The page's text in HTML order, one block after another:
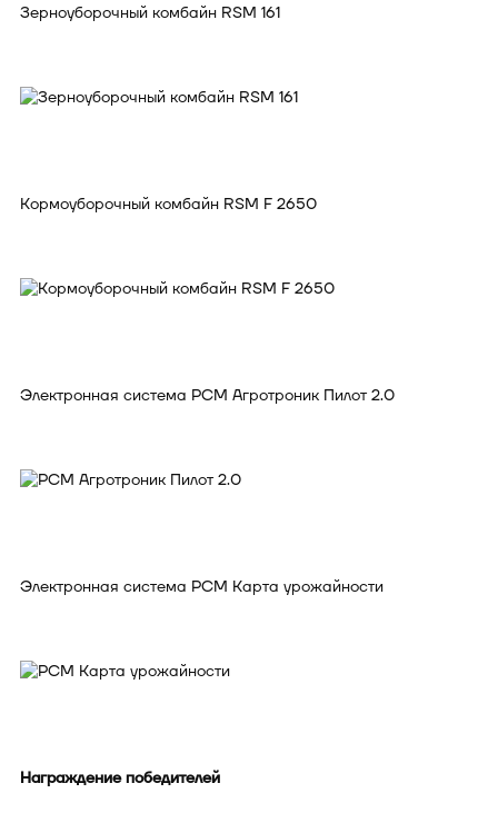
Зерноуборочный комбайн RSM 161
Кормоуборочный комбайн RSM F 2650
Электронная система РСМ Агротроник Пилот 2.0
Электронная система РСМ Карта урожайности
Награждение победителей